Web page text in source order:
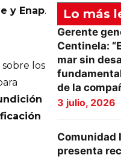
y Enap.
los
Lo más
Gerente
Centinela:
mar sin
de la
3 julio, 2026
Comunidad
presenta